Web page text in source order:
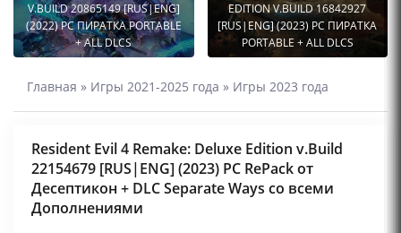
V.BUILD 20865149 [RUS|ENG]
(2022) PC ПИРАТКА PORTABLE
+ ALL DLCS
EDITION V.BUILD 16842927
[RUS|ENG] (2023) PC ПИРАТКА
PORTABLE + ALL DLCS
Главная » Игры 2021-2025 года » Игры 2023 года
Resident Evil 4 Remake: Deluxe Edition v.Build
22154679 [RUS|ENG] (2023) PC RePack от
Десептикон + DLC Separate Ways со всеми
Дополнениями